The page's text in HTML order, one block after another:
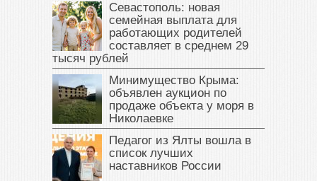
Севастополь: новая
семейная выплата для
работающих родителей
составляет в среднем 29
тысяч рублей
Минимущество Крыма:
объявлен аукцион по
продаже объекта у моря в
Николаевке
Педагог из Ялты вошла в
список лучших
наставников России